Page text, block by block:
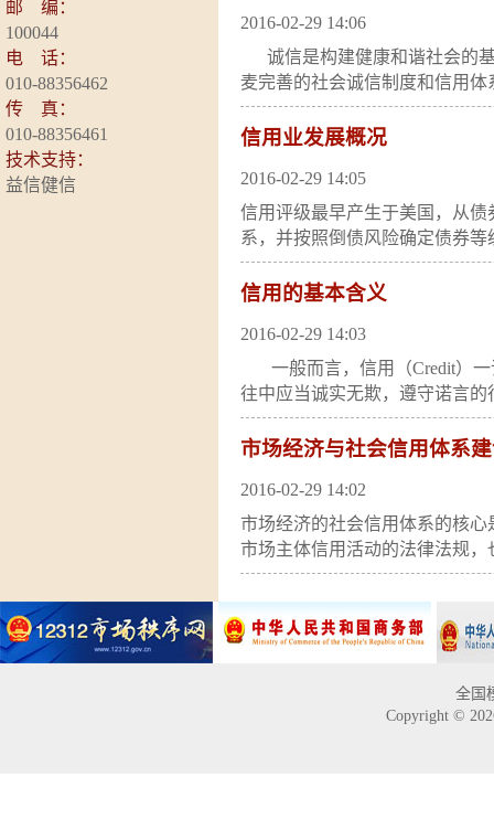
邮 编：
100044
电 话：
010-88356462
传 真：
010-88356461
技术支持：
益信健信
2016-02-29 14:06
诚信是构建健康和谐社会的基
麦完善的社会诚信制度和信用
信用业发展概况
2016-02-29 14:05
信用评级最早产生于美国，从
系，并按照倒债风险确定债券
信用的基本含义
2016-02-29 14:03
一般而言，信用（Credit）一
往中应当诚实无欺，遵守诺言的
市场经济与社会信用体系
2016-02-29 14:02
市场经济的社会信用体系的核
市场主体信用活动的法律法规
全国
Copyright ©